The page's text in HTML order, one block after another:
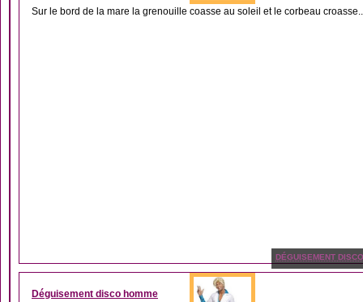
Sur le bord de la mare la grenouille coasse au soleil et le corbeau
DÉGUISEMENT DISCO
Déguisement disco homme